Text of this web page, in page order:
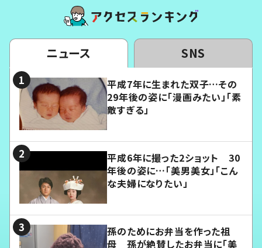
ニュース SNS
平成7年に生まれた双子…その
29年後の姿に「漫画みたい」「素
敵すぎる」
平成6年に撮った2ショット 30
年後の姿に…「美男美女」「こん
な夫婦になりたい」
孫のためにお弁当を作った祖
母 孫が絶賛したお弁当に「美